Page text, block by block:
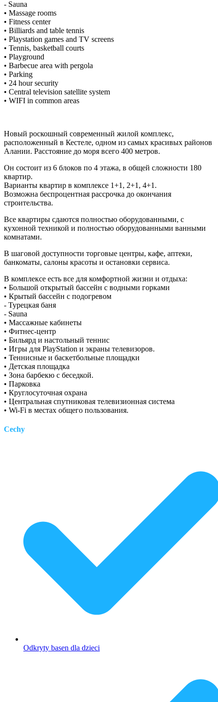
- Sauna
• Massage rooms
• Fitness center
• Billiards and table tennis
• Playstation games and TV screens
• Tennis, basketball courts
• Playground
• Barbecue area with pergola
• Parking
• 24 hour security
• Central television satellite system
• WIFI in common areas
Новый роскошный современный жилой комплекс,
расположенный в Кестеле, одном из самых красивых районов
Алании. Расстояние до моря всего 400 метров.
Он состоит из 6 блоков по 4 этажа, в общей сложности 180
квартир.
Варианты квартир в комплексе 1+1, 2+1, 4+1.
Возможна беспроцентная рассрочка до окончания
строительства.
Все квартиры сдаются полностью оборудованными, с
кухонной техникой и полностью оборудованными ванными
комнатами.
В шаговой доступности торговые центры, кафе, аптеки,
банкоматы, салоны красоты и остановки сервиса.
В комплексе есть все для комфортной жизни и отдыха:
• Большой открытый бассейн с водными горками
• Крытый бассейн с подогревом
- Турецкая баня
- Sauna
• Массажные кабинеты
• Фитнес-центр
• Бильярд и настольный теннис
• Игры для PlayStation и экраны телевизоров.
• Теннисные и баскетбольные площадки
• Детская площадка
• Зона барбекю с беседкой.
• Парковка
• Круглосуточная охрана
• Центральная спутниковая телевизионная система
• Wi-Fi в местах общего пользования.
Cechy
Odkryty basen dla dzieci